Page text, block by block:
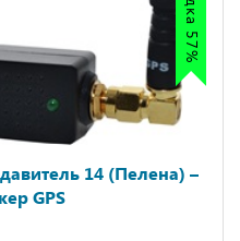
14 (Пелена) –
GPS